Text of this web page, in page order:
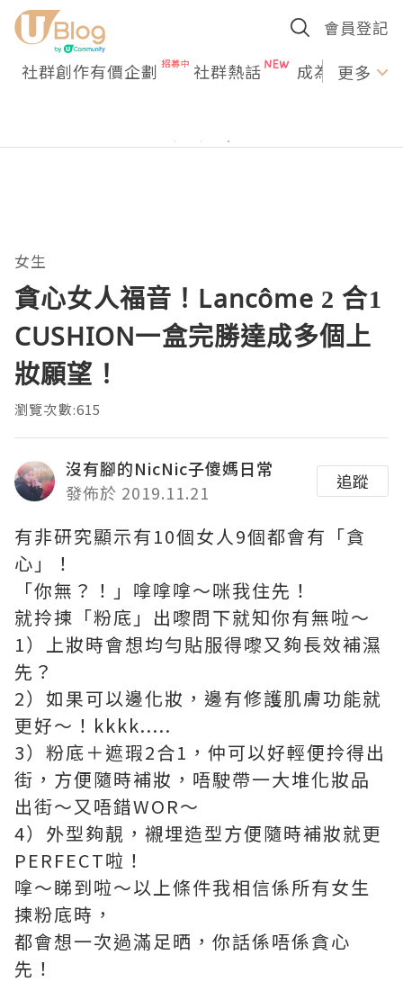
會員登記
社群創作有價企劃 社群熱話 成為U更多
女生
貪心女人福音！Lancôme 2 合1
CUSHION一盒完勝達成多個上
妝願望！
瀏覽次數:615
沒有腳的NicNic子傻媽日常
發佈於 2019.11.21
追蹤
有非研究顯示有10個女人9個都會有「貪
心」！
「你無？！」嗱嗱嗱～咪我住先！
就拎揀「粉底」出嚟問下就知你有無啦～
1）上妝時會想均勻貼服得嚟又夠長效補濕
先？
2）如果可以邊化妝，邊有修護肌膚功能就
更好～！kkkk.....
3）粉底＋遮瑕2合1，仲可以好輕便拎得出
街，方便隨時補妝，唔駛帶一大堆化妝品
出街～又唔錯WOR～
4）外型夠靚，襯埋造型方便隨時補妝就更
PERFECT啦！
嗱～睇到啦～以上條件我相信係所有女生
揀粉底時，
都會想一次過滿足晒，你話係唔係貪心
先！